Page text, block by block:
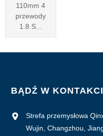
110mm 4
przewody
1.8 S...
BĄDŹ W
Strefa przemysłowa
Wujin, Changzhou,